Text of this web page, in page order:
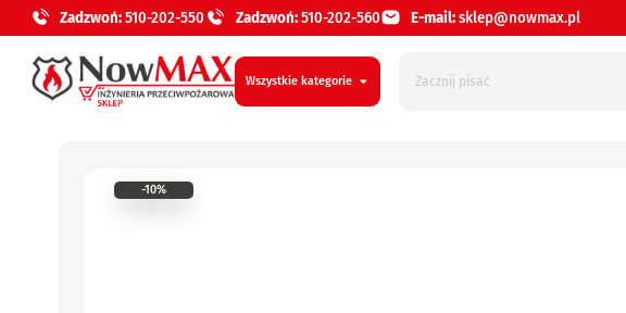
Zadzwoń:510-202-550 Zadzwoń:510-202-560 E-mail:sklep@nowmax.pl
Wszystkie kategorie
-10%